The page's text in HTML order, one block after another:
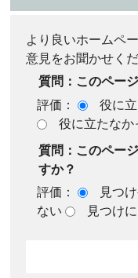
より良いホームペ
意見をお聞かせくだ
質問：このペー
評価：
役に
役に立たなか
質問：このペー
すか？
評価：
見つ
ない
見つけ